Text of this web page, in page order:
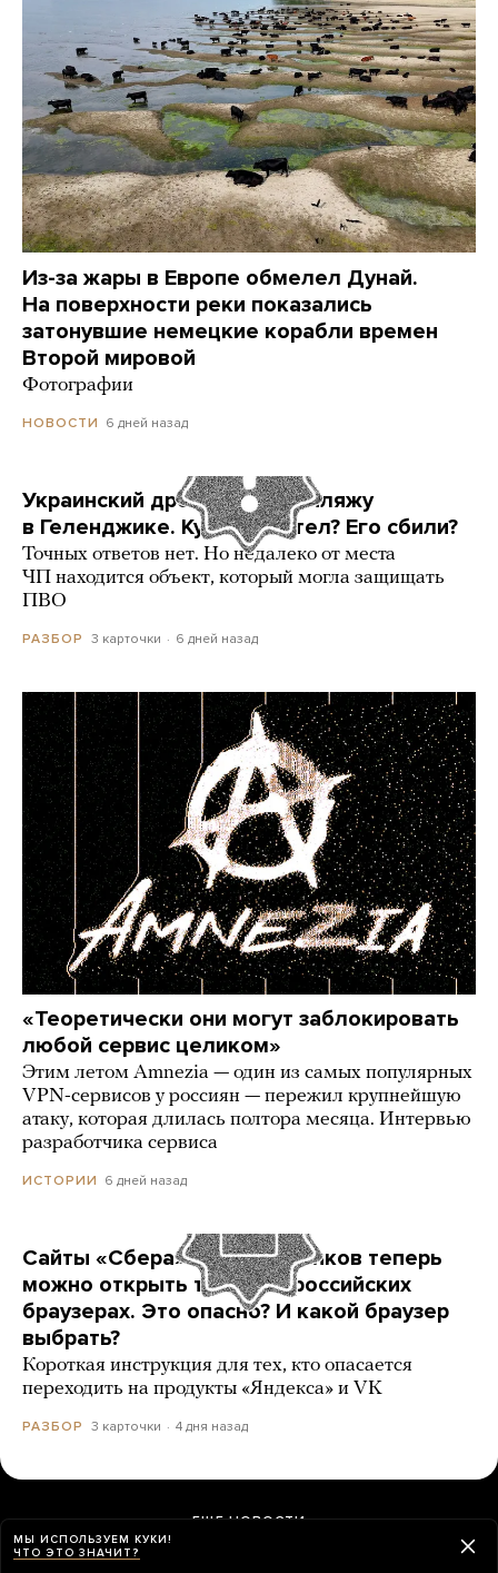
Из-за жары в Европе обмелел Дунай.
На поверхности реки показались
затонувшие немецкие корабли времен
Второй мировой
Фотографии
НОВОСТИ 6 дней назад
Украинский дрон попал по пляжу
в Геленджике. Куда он летел? Его сбили?
Точных ответов нет. Но недалеко от места
ЧП находится объект, который могла защищать
ПВО
РАЗБОР 3 карточки 6 дней назад
«Теоретически они могут заблокировать
любой сервис целиком»
Этим летом Amnezia — один из самых популярных
VPN-сервисов у россиян — пережил крупнейшую
атаку, которая длилась полтора месяца. Интервью
разработчика сервиса
ИСТОРИИ 6 дней назад
Сайты «Сбера» и других банков теперь
можно открыть только в российских
браузерах. Это опасно? И какой браузер
выбрать?
Короткая инструкция для тех, кто опасается
переходить на продукты «Яндекса» и VK
РАЗБОР 3 карточки 4 дня назад
ЕЩЕ НОВОСТИ
МЫ ИСПОЛЬЗУЕМ КУКИ!
ЧТО ЭТО ЗНАЧИТ?